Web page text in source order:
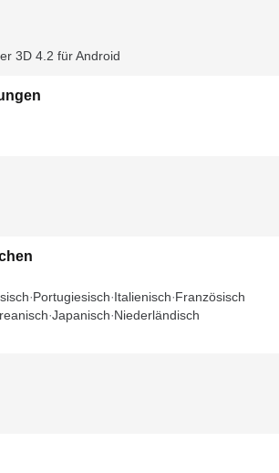
3D 4.2 für Android
Portugiesisch Italienisch Französisch
Japanisch Niederländisch